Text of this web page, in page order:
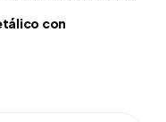
con